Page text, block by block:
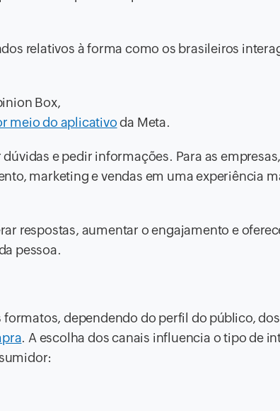
relativos à forma como os brasileiros
Box,
meio do aplicativoda Meta.
e pedir informações. Para as
marketing e vendas em uma experiência
respostas, aumentar o engajamento e
pessoa.
dependendo do perfil do público, dos
. A escolha dos canais influencia o tipo de